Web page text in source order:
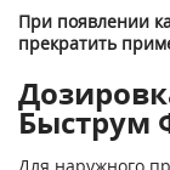
При появлении
прекратить
Быструм